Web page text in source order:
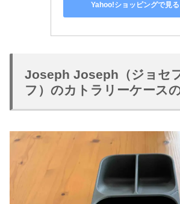
Yahoo!ショッピングで見る
Joseph Joseph（ジョセ
フ）のカトラリーケース